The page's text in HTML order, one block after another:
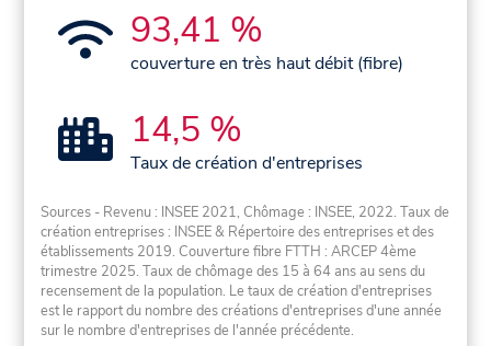
93,41 %
couverture en très haut débit (fibre)
14,5 %
Taux de création d'entreprises
Sources - Revenu : INSEE 2021, Chômage : INSEE, 2022. Taux de
création entreprises : INSEE & Répertoire des entreprises et des
établissements 2019. Couverture fibre FTTH : ARCEP 4ème
trimestre 2025. Taux de chômage des 15 à 64 ans au sens du
recensement de la population. Le taux de création d'entreprises
est le rapport du nombre des créations d'entreprises d'une année
sur le nombre d'entreprises de l'année précédente.